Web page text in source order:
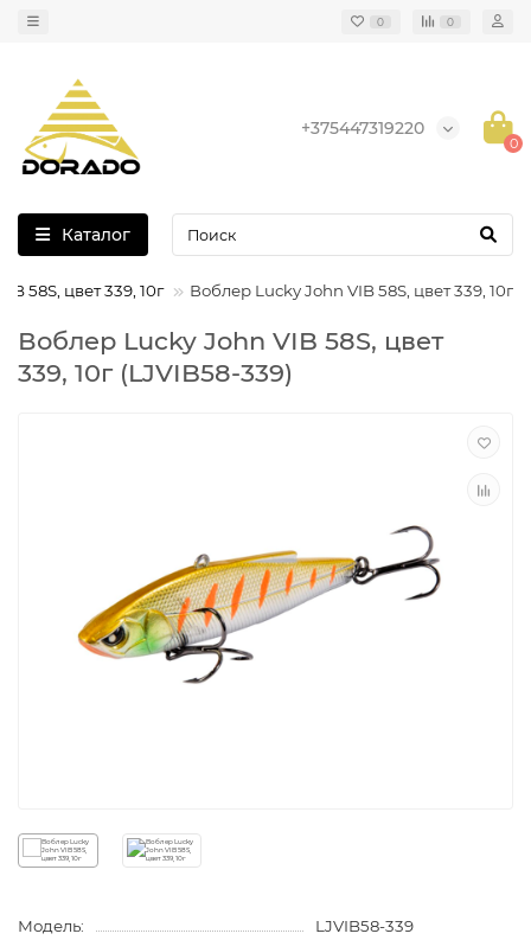
0 0
+375447319220
0
Каталог
58S, цвет 339, 10г Воблер Lucky John VIB 58S, цвет 339, 10г
Воблер Lucky John VIB 58S, цвет
339, 10г (LJVIB58-339)
Модель:
LJVIB58-339